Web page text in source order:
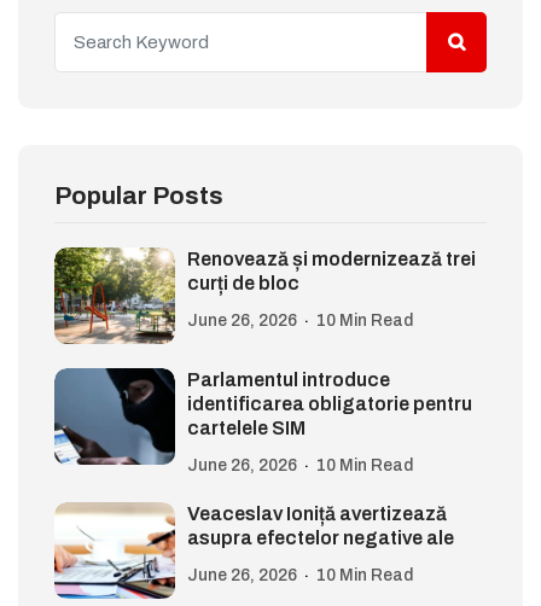
Popular Posts
Renovează și modernizează trei
curți de bloc
June 26, 2026 10 Min Read
Parlamentul introduce
identificarea obligatorie pentru
cartelele SIM
June 26, 2026 10 Min Read
Veaceslav Ioniță avertizează
asupra efectelor negative ale
June 26, 2026 10 Min Read